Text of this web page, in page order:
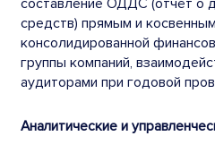
составление ОДДС (отчёт о
средств) прямым и
консолидированной
группы компаний,
аудиторами при годовой
Аналитические и